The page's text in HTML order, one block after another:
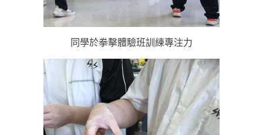
同學於拳擊體驗班訓練專注力